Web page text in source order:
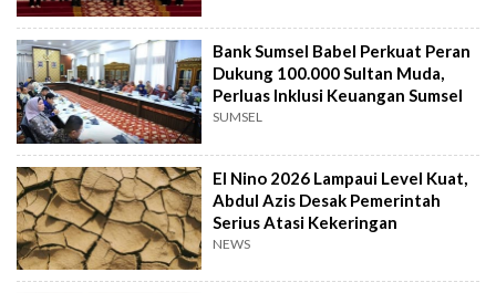
Bank Sumsel Babel Perkuat Peran
Dukung 100.000 Sultan Muda,
Perluas Inklusi Keuangan Sumsel
SUMSEL
El Nino 2026 Lampaui Level Kuat,
Abdul Azis Desak Pemerintah
Serius Atasi Kekeringan
NEWS